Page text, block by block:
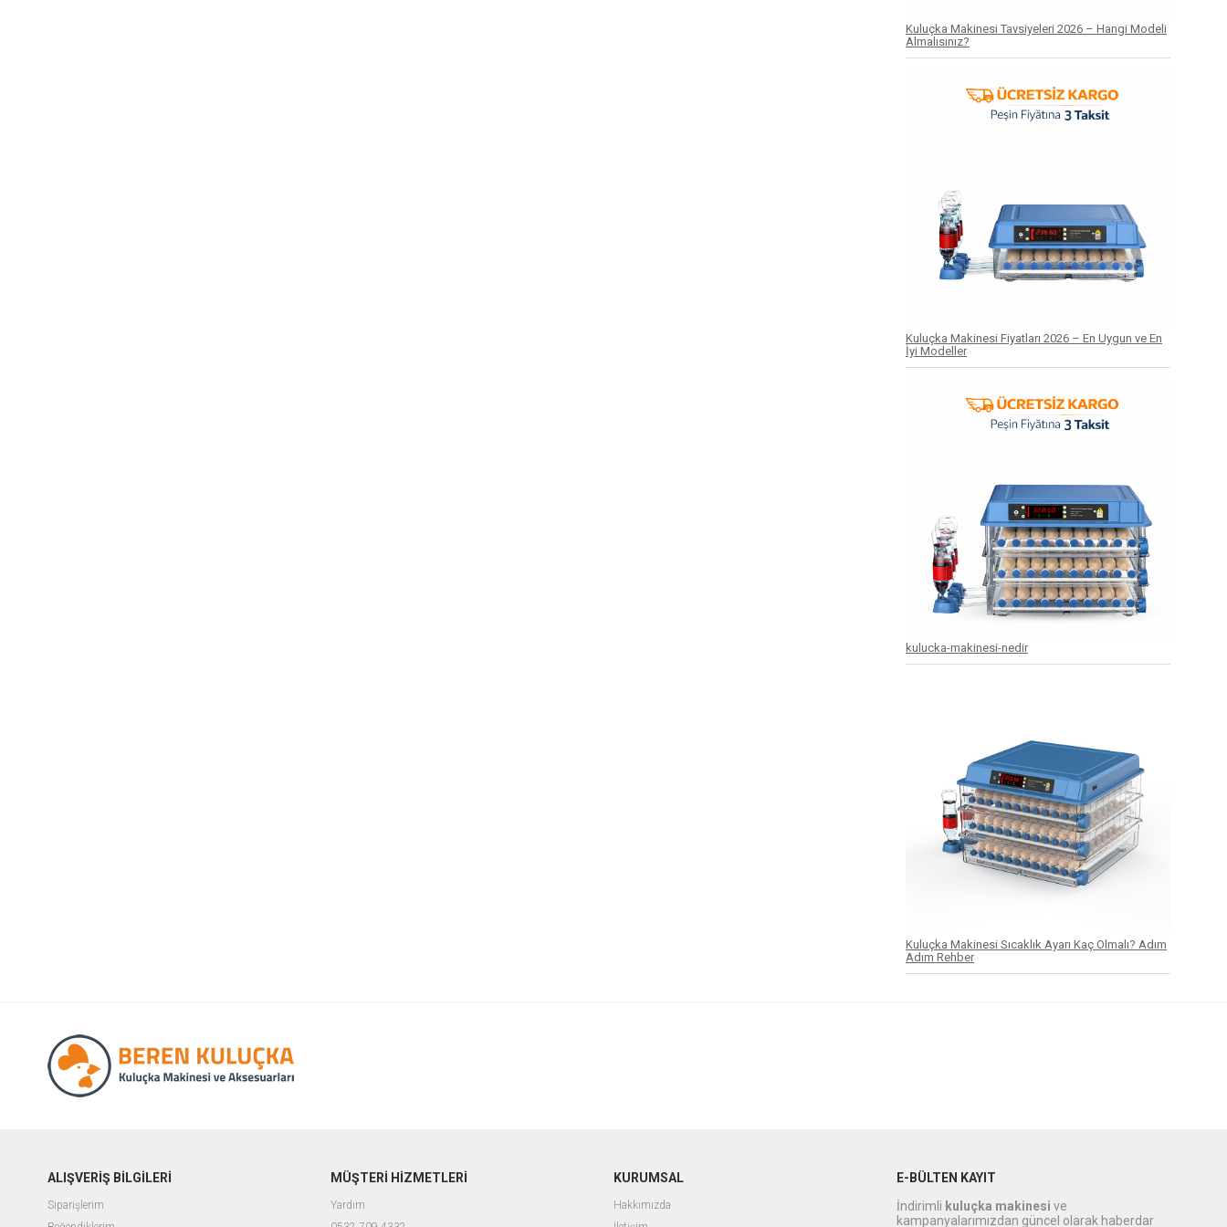
Kuluçka Makinesi Tavsiyeleri 2026 – Hangi Modeli
Almalısınız?
Kuluçka Makinesi Fiyatları 2026 – En Uygun ve En
İyi Modeller
kulucka-makinesi-nedir
Kuluçka Makinesi Sıcaklık Ayarı Kaç Olmalı? Adım
Adım Rehber
ALIŞVERİŞ BİLGİLERİ
Siparişlerim
MÜŞTERİ HİZMETLERİ
Yardım
KURUMSAL
Hakkımızda
E-BÜLTEN KAYIT
İndirimli kuluçka makinesi ve
kampanyalarımızdan güncel olarak haberdar